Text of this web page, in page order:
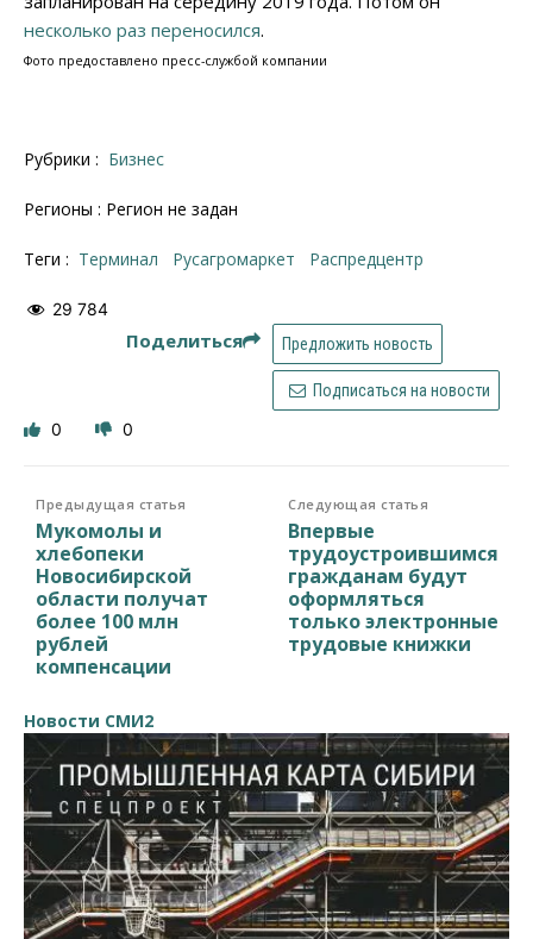
несколько раз переносился.
Фото предоставлено пресс-службой компании
Рубрики : Бизнес
Регионы : Регион не задан
Теги : терминал Русагромаркет распредцентр
29 784
Поделиться Предложить новость
Подписаться на новости
0 0
Предыдущая статья
Мукомолы и
хлебопеки
Новосибирской
области получат
более 100 млн
рублей
компенсации
Следующая статья
Впервые
трудоустроившимся
гражданам будут
оформляться
только электронные
трудовые книжки
Новости СМИ2